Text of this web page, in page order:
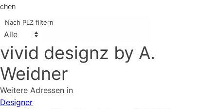
Nach PLZ filtern
vivid designz by A.
Weidner
Weitere Adressen in
Designer